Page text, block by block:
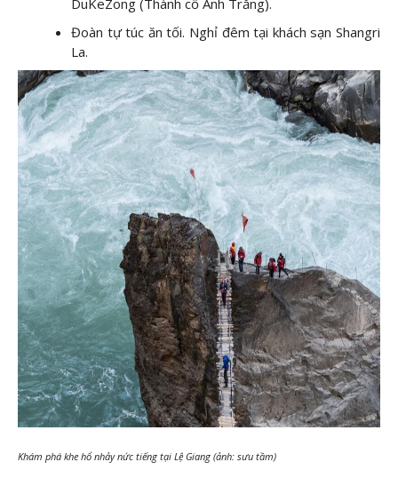
DuKeZong (Thành cổ Ánh Trăng).
Đoàn tự túc ăn tối. Nghỉ đêm tại khách sạn Shangri
La.
Khám phá khe hổ nhảy nức tiếng tại Lệ Giang (ảnh: sưu tầm)